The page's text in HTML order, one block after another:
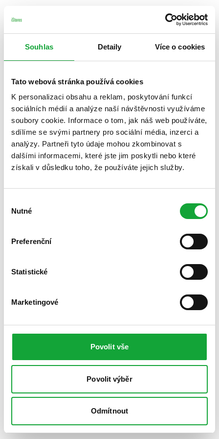
Souhlas Detaily Více o cookies
Tato webová stránka používá cookies
K personalizaci obsahu a reklam, poskytování funkcí
sociálních médií a analýze naší návštěvnosti využíváme
soubory cookie. Informace o tom, jak náš web používáte,
sdílíme se svými partnery pro sociální média, inzerci a
analýzy. Partneři tyto údaje mohou zkombinovat s
dalšími informacemi, které jste jim poskytli nebo které
získali v důsledku toho, že používáte jejich služby.
souhlasu
Nutné
Preferenční
Statistické
Marketingové
Povolit vše
Povolit výběr
Odmítnout